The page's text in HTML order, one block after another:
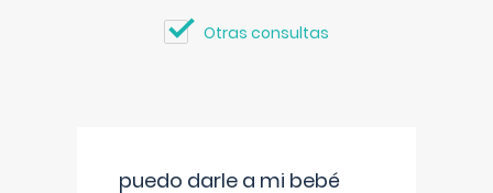
Otras consultas
puedo darle a mi bebé